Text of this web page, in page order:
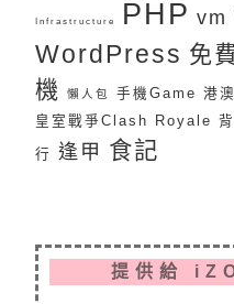
Infrastructure PHP vm
WordPress 免
機
懶人包 手機Game 港
皇室戰爭Clash Royale
行 逢甲 食記
提供給